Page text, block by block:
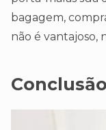
bagagem,
não é vantajoso,
Conclusão